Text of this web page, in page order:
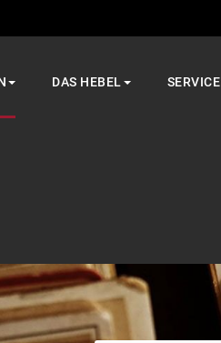
DAS HEBEL SERVICE